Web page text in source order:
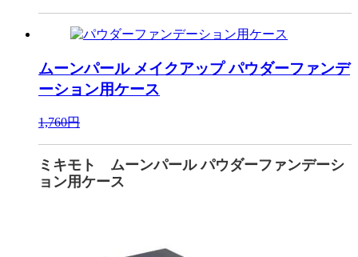
ムーンパール メイクアップ パウダーファンデ
ーション用ケース
1,760円
ミキモト ムーンパール パウダーファンデーシ
ョン用ケース